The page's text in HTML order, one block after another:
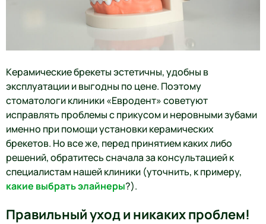
Керамические брекеты эстетичны, удобны в
эксплуатации и выгодны по цене. Поэтому
стоматологи клиники «Евродент» советуют
исправлять проблемы с прикусом и неровными зубами
именно при помощи установки керамических
брекетов. Но все же, перед принятием каких либо
решений, обратитесь сначала за консультацией к
специалистам нашей клиники (уточнить, к примеру,
какие выбрать элайнеры?).
Правильный уход и никаких проблем!